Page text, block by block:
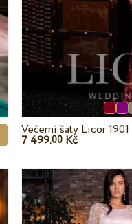
Večerní šaty Licor 1901
7 499.00 Kč